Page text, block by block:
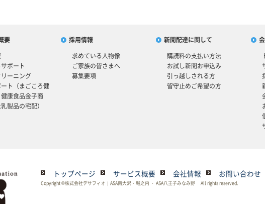
要
ポート
ーニング
ト（まごころ健
康食品金子商
製品の宅配）
採用情報
求めている人物像
ご家族の皆さまへ
募集要項
新聞配達に関して
購読料の支払い方法
お試し新聞お申込み
引っ越しされる方
留守止めご希望の方
トップページ サービス概要 会社情報 お問い合わせ
Copyright ©株式会社デサフィオ｜ASA南大沢・堀之内 ・ ASA八王子みなみ野 All rights reserved.